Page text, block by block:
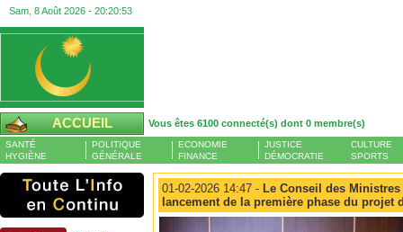
Sam, 8 Août 2026 - 20:20:54
ACCUEIL Vous êtes 6100 connecté(s) dont 0 membre(s)
SANTÉ
HYGIÈNE
POLITIQUE
GÉNÉRALE
ECONOMIE
FINANCE
JUSTICE
DÉMOCRATIE
CULTURE
SPORTS
01-02-2026 14:47 - Le Conseil des
lancement de la première phase du projet